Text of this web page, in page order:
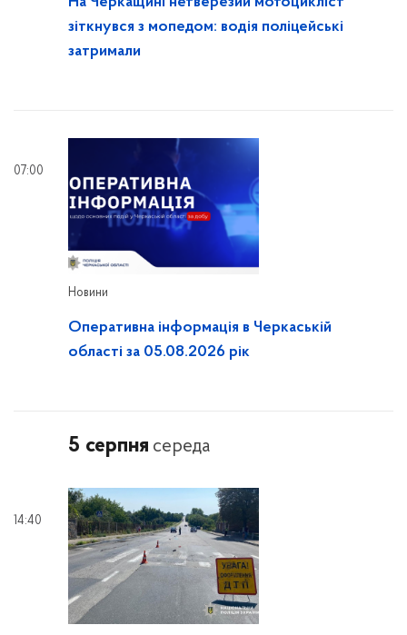
зіткнувся з мопедом: водія поліцейські
затримали
Новини
Оперативна інформація в Черкаській
області за 05.08.2026 рік
07:00
5 серпня середа
14:40